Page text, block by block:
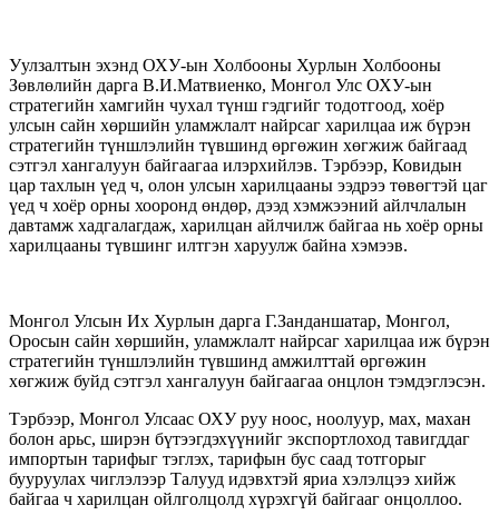
Уулзалтын эхэнд ОХУ-ын Холбооны Хурлын Холбооны
Зөвлөлийн дарга В.И.Матвиенко, Монгол Улс ОХУ-ын
стратегийн хамгийн чухал түнш гэдгийг тодотгоод, хоёр
улсын сайн хөршийн уламжлалт найрсаг харилцаа иж бүрэн
стратегийн түншлэлийн түвшинд өргөжин хөгжиж байгаад
сэтгэл хангалуун байгаагаа илэрхийлэв. Тэрбээр, Ковидын
цар тахлын үед ч, олон улсын харилцааны ээдрээ төвөгтэй цаг
үед ч хоёр орны хооронд өндөр, дээд хэмжээний айлчлалын
давтамж хадгалагдаж, харилцан айлчилж байгаа нь хоёр орны
харилцааны түвшинг илтгэн харуулж байна хэмээв.
Монгол Улсын Их Хурлын дарга Г.Занданшатар, Монгол,
Оросын сайн хөршийн, уламжлалт найрсаг харилцаа иж бүрэн
стратегийн түншлэлийн түвшинд амжилттай өргөжин
хөгжиж буйд сэтгэл хангалуун байгаагаа онцлон тэмдэглэсэн.
Тэрбээр, Монгол Улсаас ОХУ руу ноос, ноолуур, мах, махан
болон арьс, ширэн бүтээгдэхүүнийг экспортлоход тавигддаг
импортын тарифыг тэглэх, тарифын бус саад тотгорыг
бууруулах чиглэлээр Талууд идэвхтэй яриа хэлэлцээ хийж
байгаа ч харилцан ойлголцолд хүрэхгүй байгааг онцоллоо.